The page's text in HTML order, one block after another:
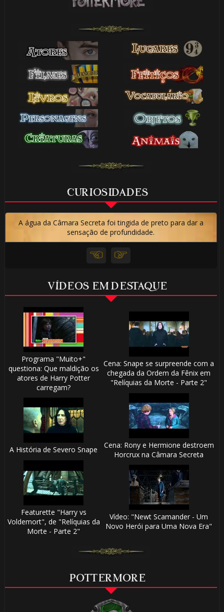
CURIOSIDADES
A água da Câmara Secreta foi tingida de preto para dar a
sensação de profundidade.
VÍDEOS EM DESTAQUE
Programa "Muito+"
questiona: Que maldição os
atores de Harry Potter
carregam?
Cena: Snape se surpreende com a
chegada da Ordem da Fênix em
"Relíquias da Morte - Parte 2"
A História de Severo Snape
Cena: Rony e Hermione destroem
Horcrux na Câmara Secreta
Featurette "Harry vs
Voldemort", de "Relíquias da
Morte - Parte 2"
Vídeo: "Newt Scamander - Um
Novo Herói para Uma Nova Era"
POTTERMORE